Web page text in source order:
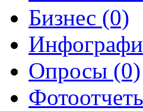
Бизнес (0)
Опросы (0)